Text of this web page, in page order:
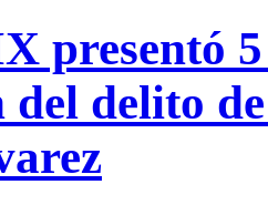
presentó
del delito